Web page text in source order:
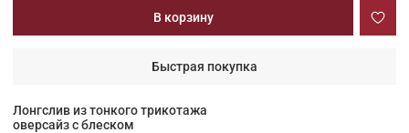
Лонгслив из тонкого трикотажа
оверсайз с блеском
В корзину
Быстрая покупка